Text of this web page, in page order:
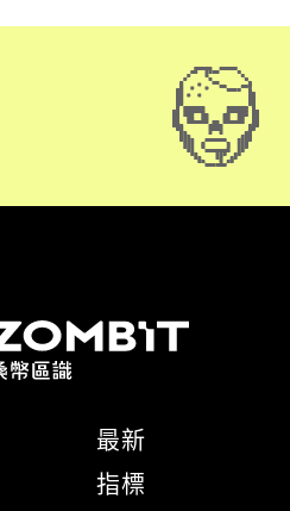
最新
指標